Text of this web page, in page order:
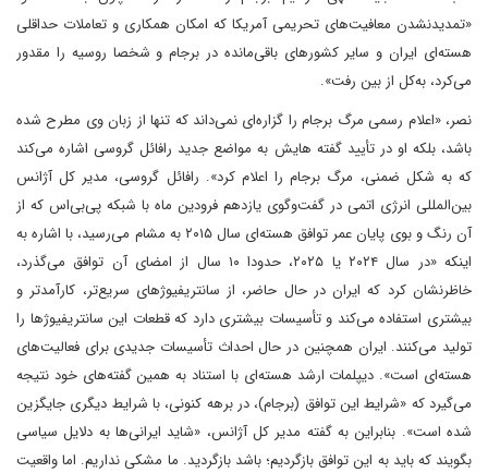
«تمدید‌نشدن معافیت‌های تحریمی آمریکا که امکان همکاری‌ و تعاملات حداقلی
هسته‌ای ایران و سایر کشورهای باقی‌مانده در برجام و شخصا روسیه را مقدور
می‌‌کرد، به‌کل از بین رفت».
نصر، «اعلام رسمی مرگ برجام را گزاره‌ای نمی‌داند که تنها از زبان وی مطرح شده
باشد، بلکه او در تأیید گفته هایش به مواضع جدید رافائل گروسی اشاره می‌کند
که به شکل ضمنی، مرگ برجام را اعلام کرد». رافائل گروسی، مدیر کل آژانس
بین‌المللی انرژی اتمی در گفت‌وگوی یازدهم فرودین ماه با شبکه پی‌بی‌اس که از
آن رنگ و بوی پایان عمر توافق هسته‌ای سال ۲۰۱۵ به مشام می‌رسید، با اشاره به
اینکه «در سال ۲۰۲۴ یا ۲۰۲۵، حدودا ۱۰ سال از امضای آن توافق می‌گذرد،
خاظرنشان کرد که ایران در حال حاضر، از سانتریفیوژهای سریع‌تر، کارآمدتر و
بیشتری استفاده می‌کند و تأسیسات بیشتری دارد که قطعات این سانتریفیوژها را
تولید می‌کنند. ایران همچنین در حال احداث تأسیسات جدیدی برای فعالیت‌های
هسته‌ای است». دیپلمات ارشد هسته‌ای با استناد به همین گفته‌های خود نتیجه
می‌گیرد که «شرایط این توافق (برجام)، در برهه کنونی، با شرایط دیگری جایگزین
شده است». بنابراین به گفته مدیر کل آژانس، «شاید ایرانی‌ها به دلایل سیاسی
بگویند که باید به این توافق بازگردیم؛ باشد بازگردید. ما مشکی نداریم. اما واقعیت